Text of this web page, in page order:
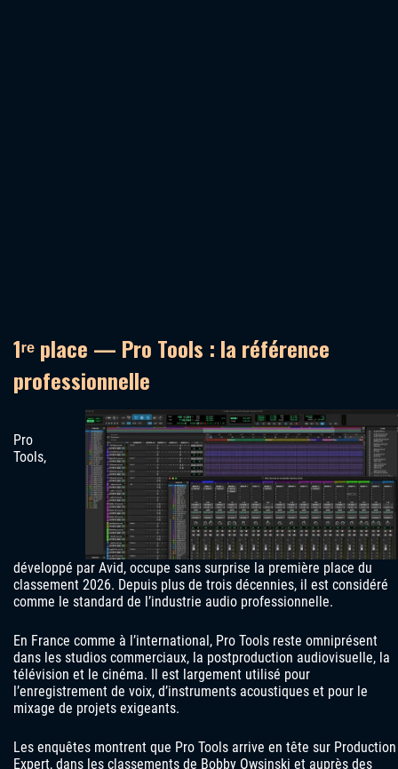
1ʳᵉ place — Pro Tools : la référence
professionnelle
Pro
Tools,
développé par Avid, occupe sans surprise la première place du
classement 2026. Depuis plus de trois décennies, il est considéré
comme le standard de l’industrie audio professionnelle.
En France comme à l’international, Pro Tools reste omniprésent
dans les studios commerciaux, la postproduction audiovisuelle, la
télévision et le cinéma. Il est largement utilisé pour
l’enregistrement de voix, d’instruments acoustiques et pour le
mixage de projets exigeants.
Les enquêtes montrent que Pro Tools arrive en tête sur Production
Expert, dans les classements de Bobby Owsinski et auprès des